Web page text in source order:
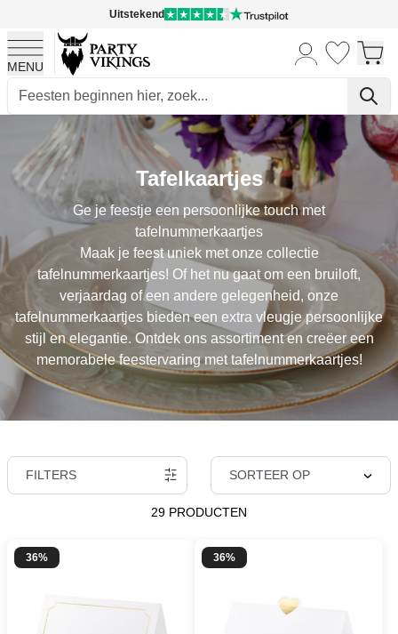
Uitstekend
MENU
Ga naar de inhoud
Tafelkaartjes
Ge je feestje een persoonlijke touch met
tafelnummerkaartjes
Maak je feest uniek met onze collectie
tafelnummerkaartjes! Of het nu gaat om een bruiloft,
verjaardag of een andere gelegenheid, onze
tafelnummerkaartjes bieden een extra vleugje persoonlijke
stijl en elegantie. Ontdek ons assortiment en creëer een
memorabele feestervaring met tafelnummerkaartjes!
FILTERS SORTEER OP
29 PRODUCTEN
36% 36%